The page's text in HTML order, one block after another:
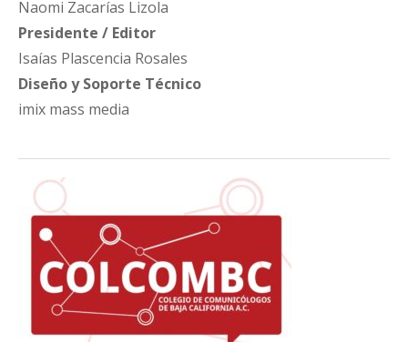
Naomi Zacarías Lizola
Presidente / Editor
Isaías Plascencia Rosales
Diseño y Soporte Técnico
imix mass media